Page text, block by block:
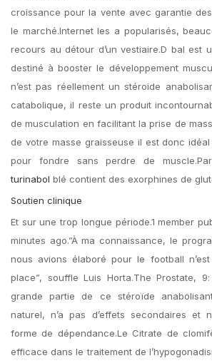
croissance pour la vente avec garantie
le marché.Internet les a popularisés,
recours au détour d’un vestiaire.D bal est
destiné à booster le développement
n’est pas réellement un stéroide
catabolique, il reste un produit
de musculation en facilitant la prise de
de votre masse graisseuse il est donc
pour fondre sans perdre de
turinabol blé contient des exorphines de
Soutien clinique
Et sur une trop longue période.1 member
minutes ago.”À ma connaissance, le
nous avions élaboré pour le football
place”, souffle Luis Horta.The Prostate,
grande partie de ce stéroïde
naturel, n’a pas d’effets secondaires et
forme de dépendance.Le Citrate de
efficace dans le traitement de